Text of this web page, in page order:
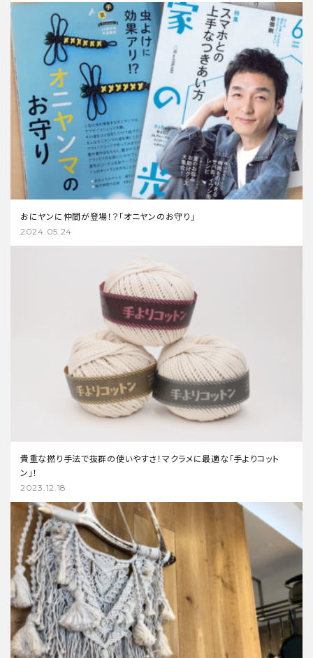
おにヤンに仲間が登場！？「オニヤンのお守り」
2024.05.24
貴重な撚り手法で抜群の使いやすさ！マクラメに最適な「手よりコット
ン」！
2023.12.18